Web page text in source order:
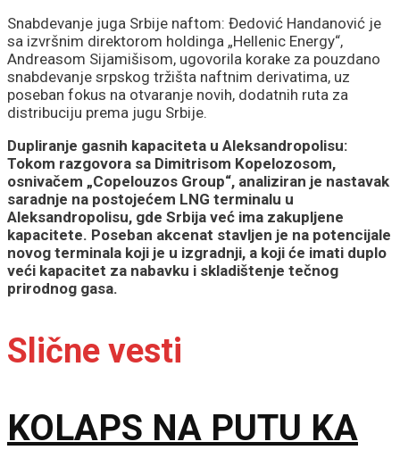
Snabdevanje juga Srbije naftom: Đedović Handanović je
sa izvršnim direktorom holdinga „Hellenic Energy“,
Andreasom Sijamišisom, ugovorila korake za pouzdano
snabdevanje srpskog tržišta naftnim derivatima, uz
poseban fokus na otvaranje novih, dodatnih ruta za
distribuciju prema jugu Srbije.
Dupliranje gasnih kapaciteta u Aleksandropolisu:
Tokom razgovora sa Dimitrisom Kopelozosom,
osnivačem „Copelouzos Group“, analiziran je nastavak
saradnje na postojećem LNG terminalu u
Aleksandropolisu, gde Srbija već ima zakupljene
kapacitete. Poseban akcenat stavljen je na potencijale
novog terminala koji je u izgradnji, a koji će imati duplo
veći kapacitet za nabavku i skladištenje tečnog
prirodnog gasa.
Slične vesti
KOLAPS NA PUTU KA